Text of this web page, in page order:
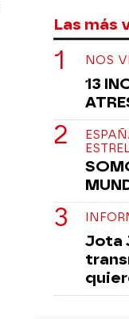
Las más
NOS
13
Jota